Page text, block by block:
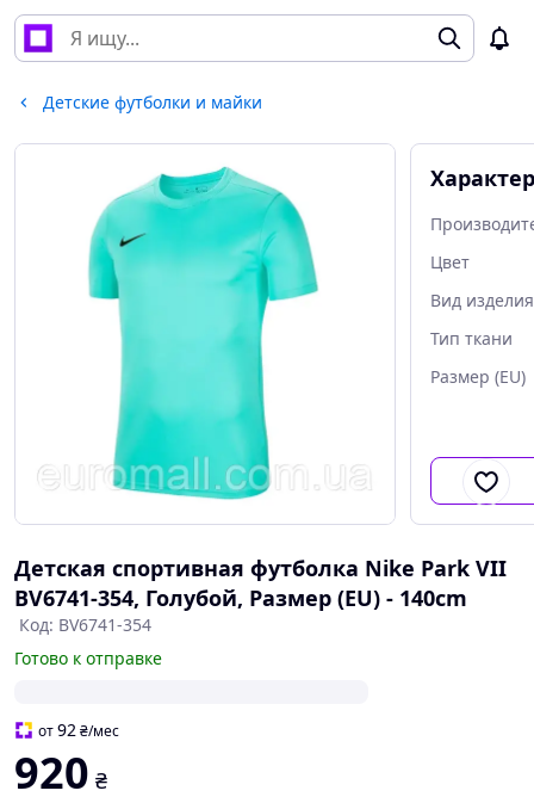
Детские футболки и майки
Цвет
Вид изделия
Тип ткани
Размер (EU)
Детская спортивная футболка Nike Park VII
BV6741-354, Голубой, Размер (EU) - 140cm
Код: BV6741-354
Готово к отправке
от92₴/мес
920 ₴